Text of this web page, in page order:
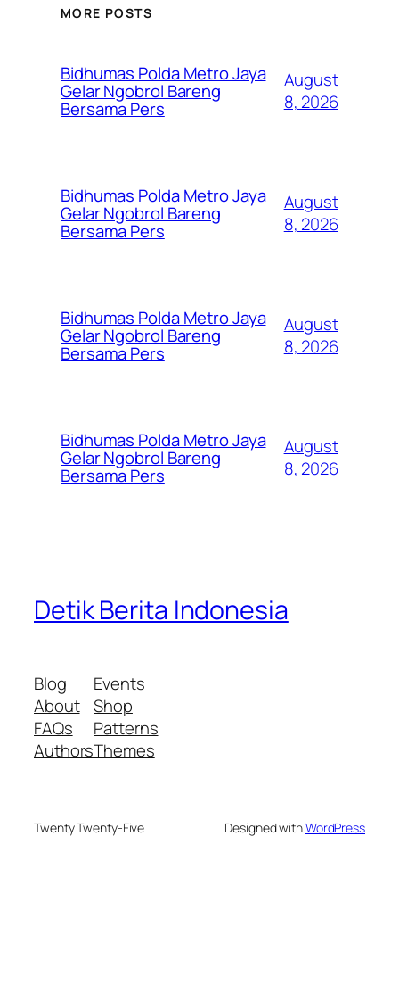
MORE POSTS
Bidhumas Polda Metro Jaya
Gelar Ngobrol Bareng
Bersama Pers
August
8, 2026
Bidhumas Polda Metro Jaya
Gelar Ngobrol Bareng
Bersama Pers
August
8, 2026
Bidhumas Polda Metro Jaya
Gelar Ngobrol Bareng
Bersama Pers
August
8, 2026
Bidhumas Polda Metro Jaya
Gelar Ngobrol Bareng
Bersama Pers
August
8, 2026
Detik Berita Indonesia
Blog
About
FAQs
Authors
Events
Shop
Patterns
Themes
Twenty Twenty-Five Designed withWordPress